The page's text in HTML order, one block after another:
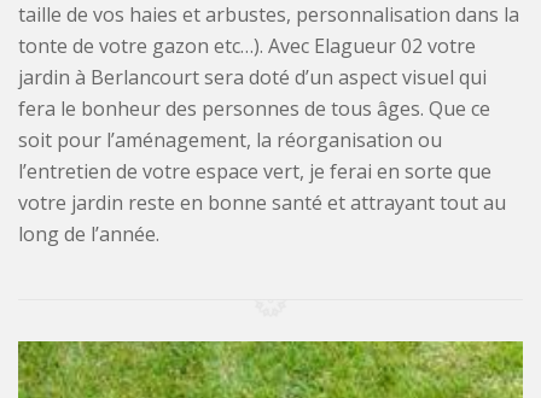
taille de vos haies et arbustes, personnalisation dans la
tonte de votre gazon etc…). Avec Elagueur 02 votre
jardin à Berlancourt sera doté d’un aspect visuel qui
fera le bonheur des personnes de tous âges. Que ce
soit pour l’aménagement, la réorganisation ou
l’entretien de votre espace vert, je ferai en sorte que
votre jardin reste en bonne santé et attrayant tout au
long de l’année.